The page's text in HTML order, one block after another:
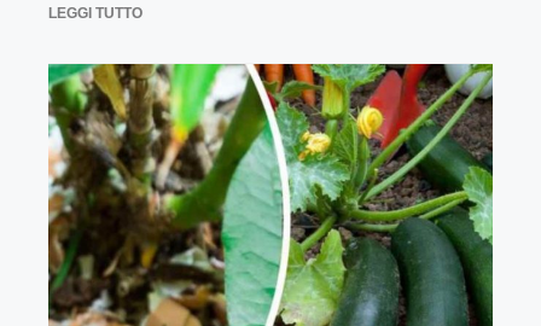
LEGGI TUTTO